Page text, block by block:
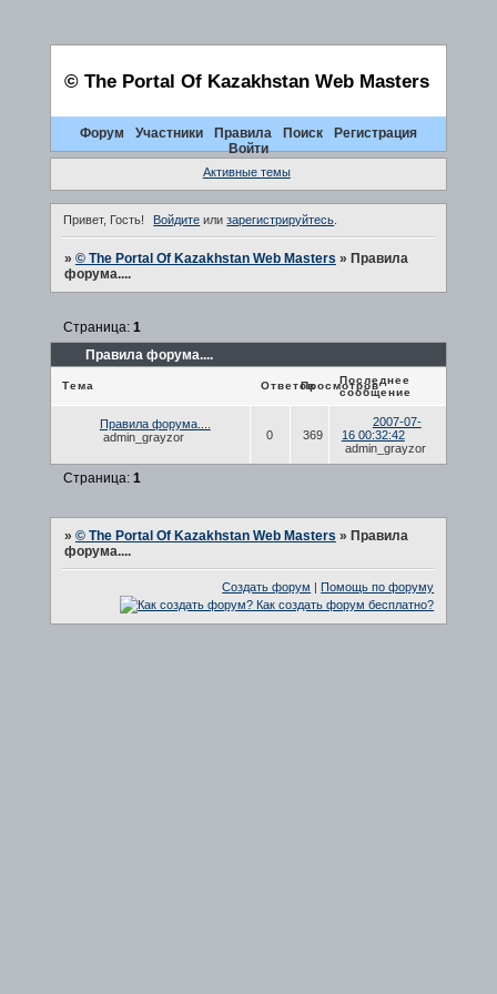
© The Portal Of Kazakhstan Web Masters
Форум Участники Правила Поиск
Регистрация
Войти
Активные темы
Привет, Гость! Войдите илизарегистрируйтесь.
» © The Portal Of Kazakhstan Web Masters » Правила
форума....
Правила форума....
Страница: 1
Тема ОтветовПросмотров
Последнее
сообщение
Правила форума....
admin_grayzor
0 369
2007-07-
16 00:32:42
admin_grayzor
Страница: 1
» © The Portal Of Kazakhstan Web Masters » Правила
форума....
Создать форум |Помощь по форуму